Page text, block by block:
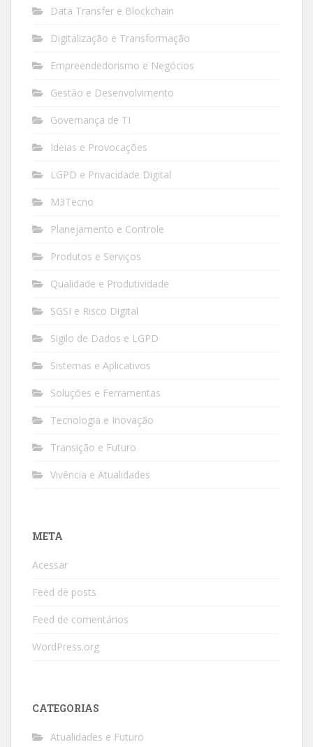
Data Transfer e Blockchain
Digitalização e Transformação
Empreendedorismo e Negócios
Gestão e Desenvolvimento
Governança de TI
Ideias e Provocações
LGPD e Privacidade Digital
M3Tecno
Planejamento e Controle
Produtos e Serviços
Qualidade e Produtividade
SGSI e Risco Digital
Sigilo de Dados e LGPD
Sistemas e Aplicativos
Soluções e Ferramentas
Tecnologia e Inovação
Transição e Futuro
Vivência e Atualidades
META
Acessar
Feed de posts
Feed de comentários
WordPress.org
CATEGORIAS
Atualidades e Futuro